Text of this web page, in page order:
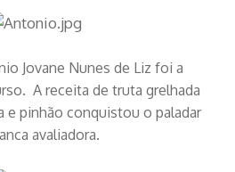
Jovane Nunes de Liz foi a
A receita de truta grelhada
e pinhão conquistou o paladar
avaliadora.